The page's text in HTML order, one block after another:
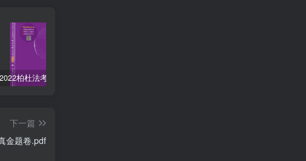
下一篇
金题卷.pdf